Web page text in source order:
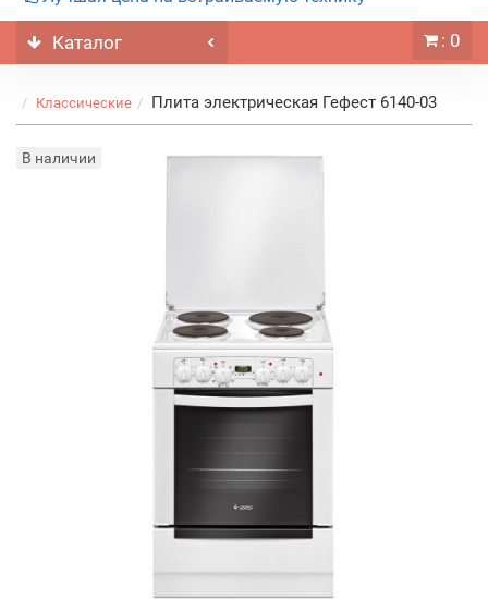
Каталог : 0
Классические Плита электрическая Гефест 6140-03
В наличии